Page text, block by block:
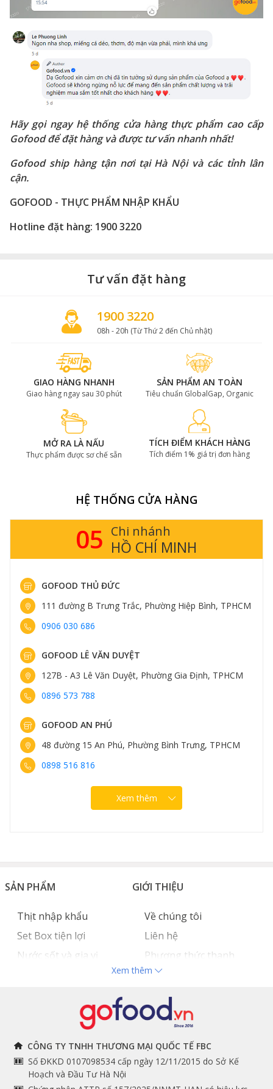
Hãy gọi ngay hệ thống cửa hàng thực phẩm cao cấp
Gofood để đặt hàng và được tư vấn nhanh nhất!
Gofood ship hàng tận nơi tại Hà Nội và các tỉnh lân
cận.
GOFOOD - THỰC PHẨM NHẬP KHẨU
Hotline đặt hàng: 1900 3220
Tư vấn đặt hàng
1900 3220
08h - 20h (Từ Thứ 2 đến Chủ nhật)
GIAO HÀNG NHANH
Giao hàng ngay sau 30 phút
SẢN PHẨM AN TOÀN
Tiêu chuẩn GlobalGap, Organic
MỞ RA LÀ NẤU
Thực phẩm được sơ chế sẵn
TÍCH ĐIỂM KHÁCH HÀNG
Tích điểm 1% giá trị đơn hàng
HỆ THỐNG CỬA HÀNG
05 Chi nhánh
HỒ CHÍ MINH
GOFOOD THỦ ĐỨC
111 đường B Trưng Trắc, Phường Hiệp Bình, TPHCM
0906 030 686
GOFOOD LÊ VĂN DUYỆT
127B - A3 Lê Văn Duyệt, Phường Gia Định, TPHCM
0896 573 788
GOFOOD AN PHÚ
48 đường 15 An Phú, Phường Bình Trưng, TPHCM
0898 516 816
Xem thêm
SẢN PHẨM
Thịt nhập khẩu
Set Box tiện lợi
Nước sốt và gia vị
GIỚI THIỆU
Về chúng tôi
Liên hệ
Phương thức thanh
toán
Tuyển dụng
THÔNG TIN
Chính sách và quy định
THEO DÕI NGAY
Facebook
Xem thêm
CÔNG TY TNHH THƯƠNG MẠI QUỐC TẾ FBC
Số ĐKKD 0107098534 cấp ngày 12/11/2015 do Sở Kế
Hoạch và Đầu Tư Hà Nội